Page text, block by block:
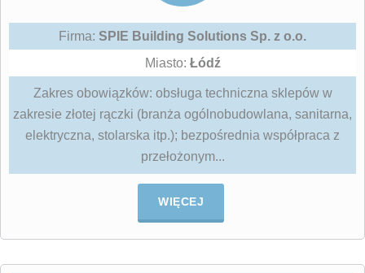
Firma: SPIE Building Solutions Sp. z o.o.
Miasto: Łódź
Zakres obowiązków: obsługa techniczna sklepów w
zakresie złotej rączki (branża ogólnobudowlana, sanitarna,
elektryczna, stolarska itp.); bezpośrednia współpraca z
przełożonym...
WIĘCEJ